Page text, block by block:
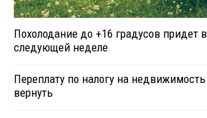
Похолодание до +16 градусов придет
следующей неделе
Переплату по налогу на
вернуть